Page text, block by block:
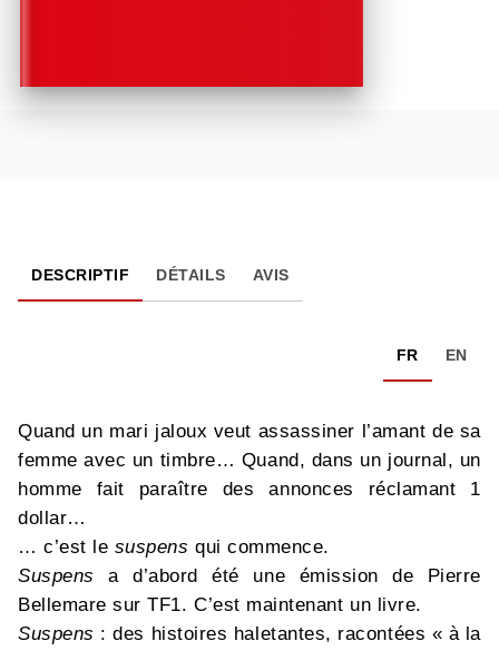
DESCRIPTIF DÉTAILS AVIS
FR EN
Quand un mari jaloux veut assassiner l’amant de sa
femme avec un timbre… Quand, dans un journal, un
homme fait paraître des annonces réclamant 1
dollar…
… c’est le suspens qui commence.
Suspens a d’abord été une émission de Pierre
Bellemare sur TF1. C’est maintenant un livre.
Suspens : des histoires haletantes, racontées « à la